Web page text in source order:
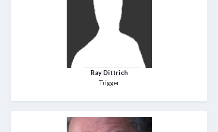
Ray Dittrich
Trigger